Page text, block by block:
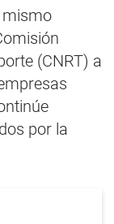
mismo
(CNRT) a
por la